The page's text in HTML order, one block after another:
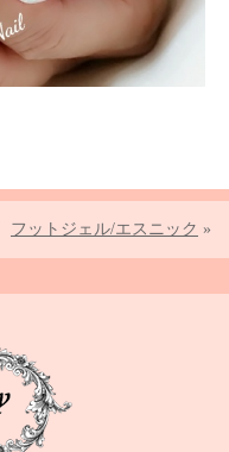
フットジェル/エスニック »